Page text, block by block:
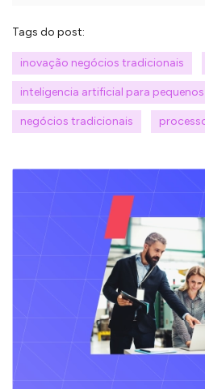
Tags do post:
inovação negócios tradicionais
inteligencia artificial para
negócios tradicionais